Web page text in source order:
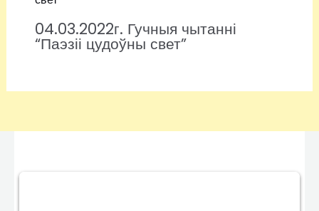
04.03.2022г. Гучныя чытанні
“Паэзіі цудоўны свет”